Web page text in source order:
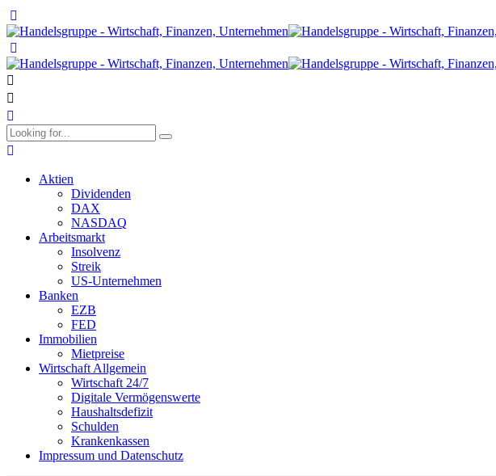
Aktien
Dividenden
DAX
NASDAQ
Arbeitsmarkt
Insolvenz
Streik
US-Unternehmen
Banken
EZB
FED
Immobilien
Mietpreise
Wirtschaft Allgemein
Wirtschaft 24/7
Digitale Vermögenswerte
Haushaltsdefizit
Schulden
Krankenkassen
Impressum und Datenschutz